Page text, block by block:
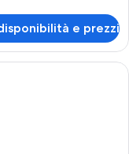
e prezzi
in camera, una